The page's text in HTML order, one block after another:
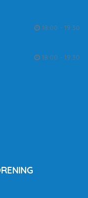
18:00 - 19:30
18:00 - 19:30